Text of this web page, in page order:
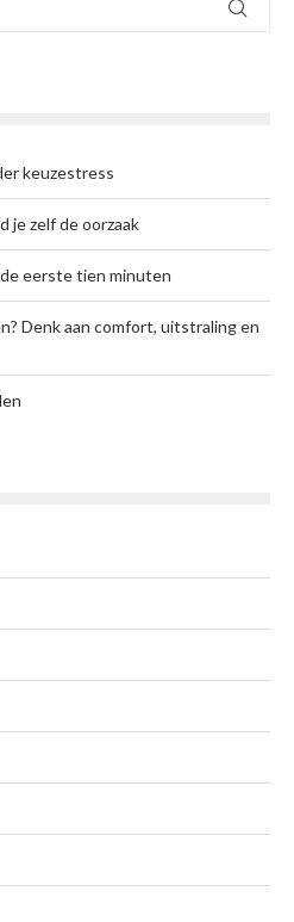
keuzestress
je zelf de oorzaak
eerste tien minuten
Denk aan comfort, uitstraling en